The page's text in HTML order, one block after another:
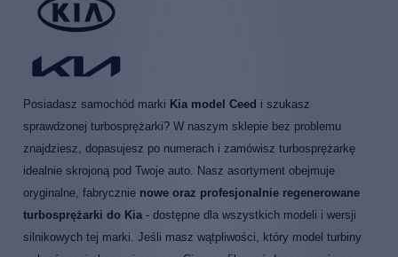
Posiadasz samochód marki Kia model Ceed i szukasz
sprawdzonej turbosprężarki? W naszym sklepie bez problemu
znajdziesz, dopasujesz po numerach i zamówisz turbosprężarkę
idealnie skrojoną pod Twoje auto. Nasz asortyment obejmuje
oryginalne, fabrycznie nowe oraz profesjonalnie regenerowane
turbosprężarki do Kia - dostępne dla wszystkich modeli i wersji
silnikowych tej marki. Jeśli masz wątpliwości, który model turbiny